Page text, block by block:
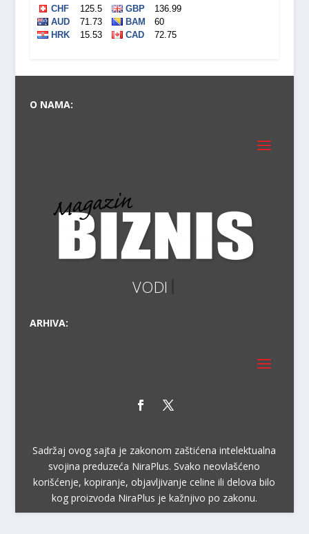
O NAMA:
ARHIVA:
Sadržaj ovog sajta je zakonom zaštićena intelektualna
svojina preduzeća NiraPlus. Svako neovlašćeno
korišćenje, kopiranje, objavljivanje celine ili delova bilo
kog proizvoda NiraPlus je kažnjivo po zakonu.